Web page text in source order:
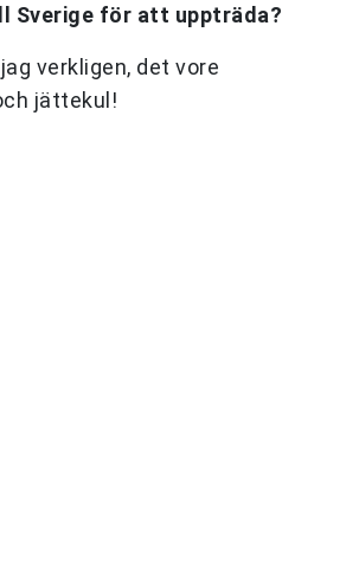
Sverige för att uppträda?
verkligen, det vore
jättekul!